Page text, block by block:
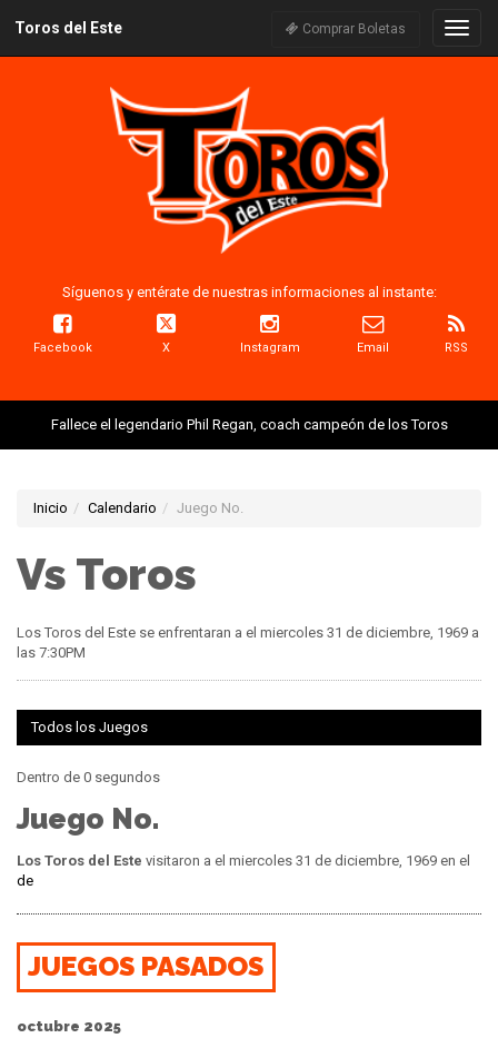
Toros del Este Comprar Boletas
Síguenos y entérate de nuestras informaciones al instante:
Facebook X Instagram Email RSS
Fallece el legendario Phil Regan, coach campeón de los Toros
Inicio Calendario Juego No.
Vs Toros
Los Toros del Este se enfrentaran a el miercoles 31 de diciembre, 1969 a
las 7:30PM
Todos los Juegos
Dentro de 0 segundos
Juego No.
Los Toros del Este visitaron a el miercoles 31 de diciembre, 1969 en el
de
JUEGOS PASADOS
octubre 2025